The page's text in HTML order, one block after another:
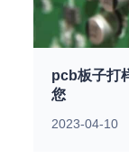
pcb板子打
您
2023-04-10